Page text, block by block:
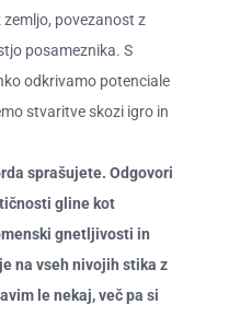
povezanost z
posameznika. S
odkrivamo potenciale
stvaritve skozi igro in
sprašujete. Odgovori
gline kot
gnetljivosti in
na vseh nivojih stika z
le nekaj, več pa si